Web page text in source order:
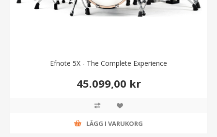
Efnote 5X - The Complete Experience
45.099,00 kr
LÄGG I VARUKORG